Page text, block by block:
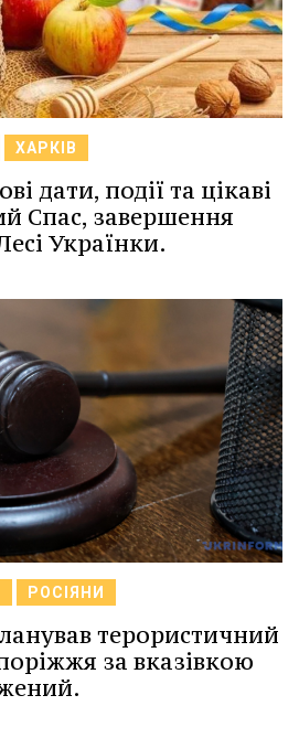
ХАРКІВ
дати, події та цікаві
Спас, завершення
Українки.
РОСІЯНИ
терористичний
за вказівкою